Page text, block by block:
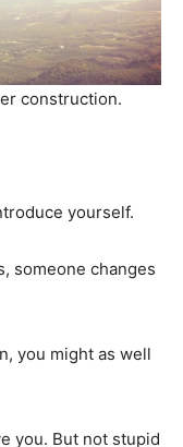
construction.
yourself.
someone changes
you might as well
you. But not stupid